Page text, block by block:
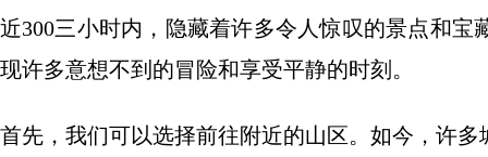
近300三小时内，隐藏着许多令人惊叹的景点和
现许多意想不到的冒险和享受平静的时刻。
首先，我们可以选择前往附近的山区。如今，许